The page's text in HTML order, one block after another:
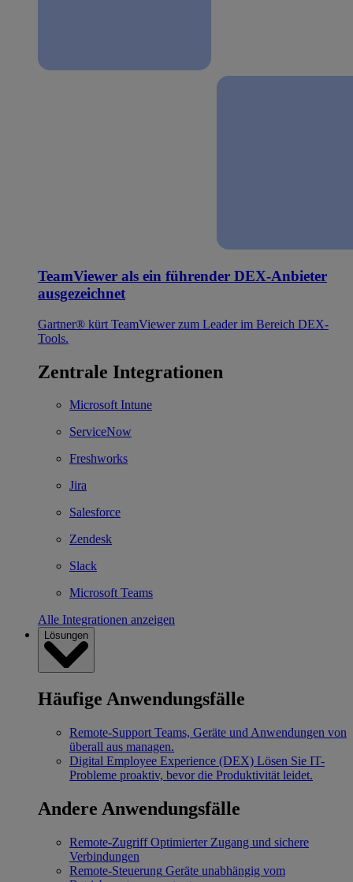
TeamViewer als ein führender DEX-Anbieter
ausgezeichnet
Gartner® kürt TeamViewer zum Leader im Bereich DEX-
Tools.
Zentrale Integrationen
Microsoft Intune
ServiceNow
Freshworks
Jira
Salesforce
Zendesk
Slack
Microsoft Teams
Alle Integrationen anzeigen
Lösungen
Häufige Anwendungsfälle
Remote-Support Teams, Geräte und Anwendungen von
überall aus managen.
Digital Employee Experience (DEX) Lösen Sie IT-
Probleme proaktiv, bevor die Produktivität leidet.
Andere Anwendungsfälle
Remote-Zugriff Optimierter Zugang und sichere
Verbindungen
Remote-Steuerung Geräte unabhängig vom